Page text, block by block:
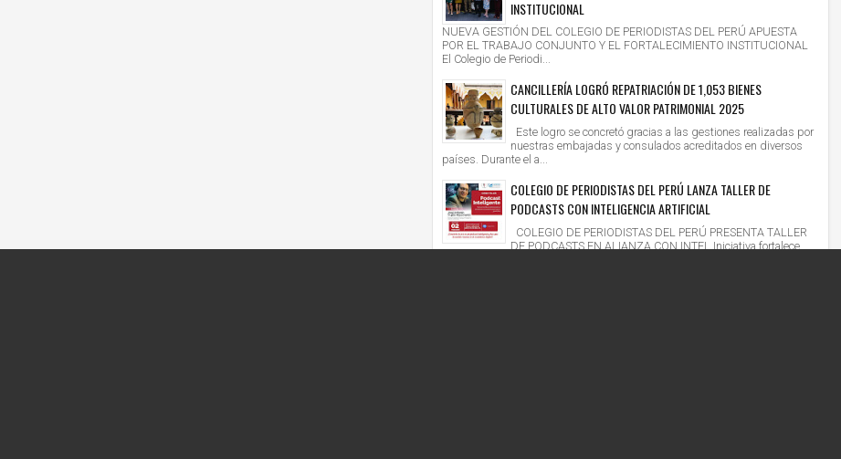
INSTITUCIONAL
NUEVA GESTIÓN DEL COLEGIO DE PERIODISTAS DEL PERÚ APUESTA
POR EL TRABAJO CONJUNTO Y EL FORTALECIMIENTO INSTITUCIONAL
El Colegio de Periodi...
CANCILLERÍA LOGRÓ REPATRIACIÓN DE 1,053 BIENES
CULTURALES DE ALTO VALOR PATRIMONIAL 2025
Este logro se concretó gracias a las gestiones realizadas por
nuestras embajadas y consulados acreditados en diversos
países. Durante el a...
COLEGIO DE PERIODISTAS DEL PERÚ LANZA TALLER DE
PODCASTS CON INTELIGENCIA ARTIFICIAL
COLEGIO DE PERIODISTAS DEL PERÚ PRESENTA TALLER
DE PODCASTS EN ALIANZA CON INTEL Iniciativa fortalece